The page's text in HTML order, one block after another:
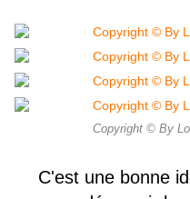
Copyright © By
C'est une bonne